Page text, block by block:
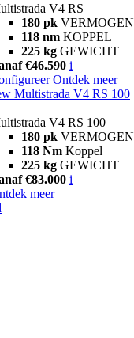
V4 RS
180 pk VERMOGEN
118 nm KOPPEL
225 kg GEWICHT
€46.590 i
Ontdek meer
Multistrada V4 RS 100
V4 RS 100
180 pk VERMOGEN
118 Nm Koppel
225 kg GEWICHT
€83.000 i
meer